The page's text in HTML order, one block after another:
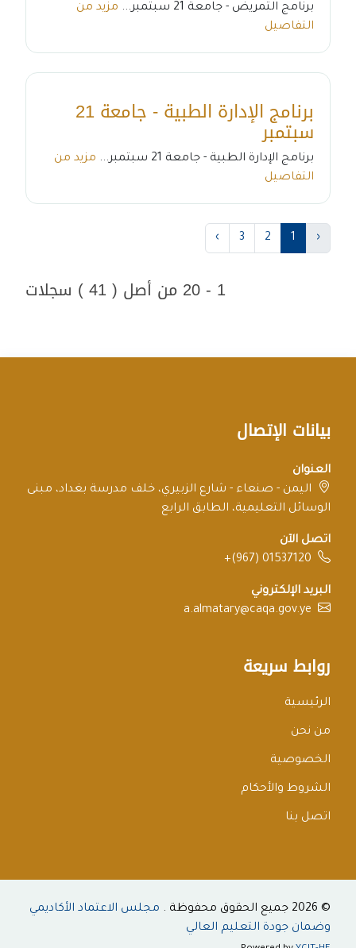
برنامج التمريض - جامعة 21 سبتمبر...
مزيد من
التفاصيل
برنامج الإدارة الطبية - جامعة 21
سبتمبر
برنامج الإدارة الطبية - جامعة 21 سبتمبر...
مزيد من
التفاصيل
‹
1
2
3
›
1 - 20 من أصل ( 41 ) سجلات
بيانات الإتصال
العنوان
اليمن - صنعاء - شارع الزبيري، خلف مدرسة بغداد، مبنى
الوسائل التعليمية، الطابق الرابع
اتصل الآن
+(967) 01537120
البريد الإلكتروني
a.almatary@caqa.gov.ye
روابط سريعة
الرئيسية
من نحن
الخصوصية
الشروط والأحكام
اتصل بنا
© 2026 جميع الحقوق محفوظة .
مجلس الاعتماد الأكاديمي
وضمان جودة التعليم العالي